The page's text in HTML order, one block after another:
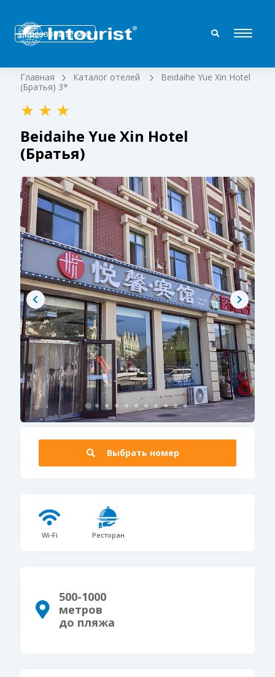
Перезвоните мне
Главная Каталог отелей
Beidaihe Yue Xin Hotel
(Братья) 3*
Beidaihe Yue Xin Hotel
(Братья)
Выбрать номер
Wi-Fi Ресторан
500-1000
метров
до пляжа